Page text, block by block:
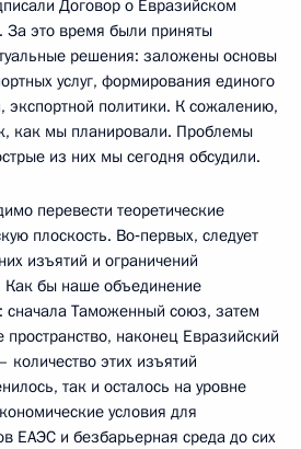
Договор о Евразийском
это время были приняты
решения: заложены основы
услуг, формирования единого
экспортной политики. К сожалению,
как мы планировали. Проблемы
из них мы сегодня обсудили.
перевести теоретические
плоскость. Во‑первых, следует
изъятий и ограничений
Как бы наше объединение
сначала Таможенный союз, затем
наконец Евразийский
этих изъятий
так и осталось на уровне
условия для
ЕАЭС и безбарьерная среда до сих